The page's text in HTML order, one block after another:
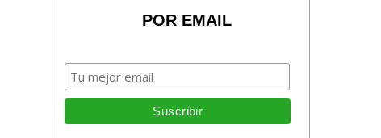
POR EMAIL